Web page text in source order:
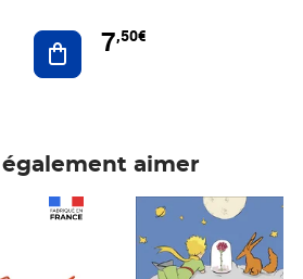
Ajouter au panier
7,50€
aimer
Prix 7,50€